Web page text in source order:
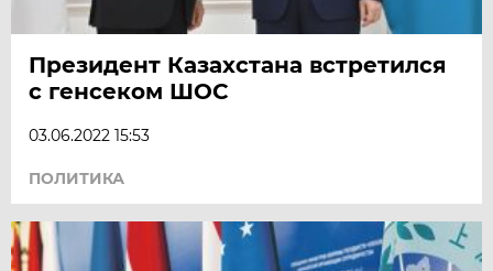
Президент Казахстана встретился
с генсеком ШОС
03.06.2022 15:53
ПОЛИТИКА